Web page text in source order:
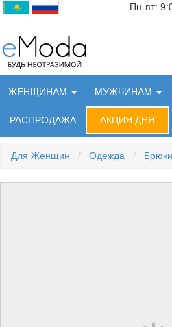
Пн-пт:
ЖЕНЩИНАМ МУЖЧИНАМ
РАСПРОДАЖА АКЦИЯ ДНЯ
Для Женщин / Одежда / Брюки